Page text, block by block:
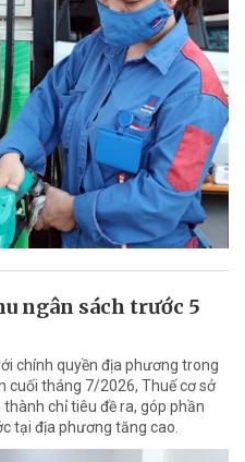
ngân sách trước 5
chính quyền địa phương trong
cuối tháng 7/2026, Thuế cơ sở
chỉ tiêu đề ra, góp phần
tại địa phương tăng cao.